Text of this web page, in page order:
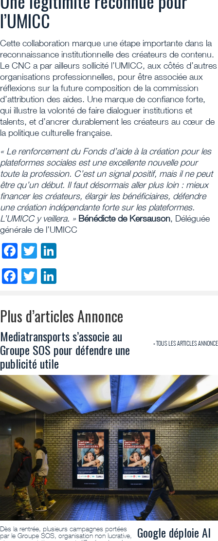
l’UMICC
Cette collaboration marque une étape importante dans la
reconnaissance institutionnelle des créateurs de contenu.
Le CNC a par ailleurs sollicité l’UMICC, aux côtés d’autres
organisations professionnelles, pour être associée aux
réflexions sur la future composition de la commission
d’attribution des aides. Une marque de confiance forte,
qui illustre la volonté de faire dialoguer institutions et
talents, et d’ancrer durablement les créateurs au cœur de
la politique culturelle française.
« Le renforcement du Fonds d’aide à la création pour les
plateformes sociales est une excellente nouvelle pour
toute la profession. C’est un signal positif, mais il ne peut
être qu’un début. Il faut désormais aller plus loin : mieux
financer les créateurs, élargir les bénéficiaires, défendre
une création indépendante forte sur les plateformes.
L’UMICC y veillera. » Bénédicte de Kersauson, Déléguée
générale de l’UMICC
Facebook
Twitter
Facebook
Twitter
Plus d’articles Annonce
+ TOUS LES ARTICLES ANNONCE
Mediatransports s’associe au
Groupe SOS pour défendre une
publicité utile
Dès la rentrée, plusieurs campagnes portées
par le Groupe SOS, organisation non lucrative,
Google déploie AI